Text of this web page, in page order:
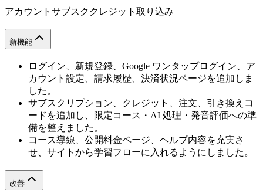
アカウント サブスク クレジット 取り込み
新機能
ログイン、新規登録、Google ワンタップログイン、ア
カウント設定、請求履歴、決済状況ページを追加しま
した。
サブスクリプション、クレジット、注文、引き換えコ
ードを追加し、限定コース・AI 処理・発音評価への準
備を整えました。
コース導線、公開料金ページ、ヘルプ内容を充実さ
せ、サイトから学習フローに入れるようにしました。
改善